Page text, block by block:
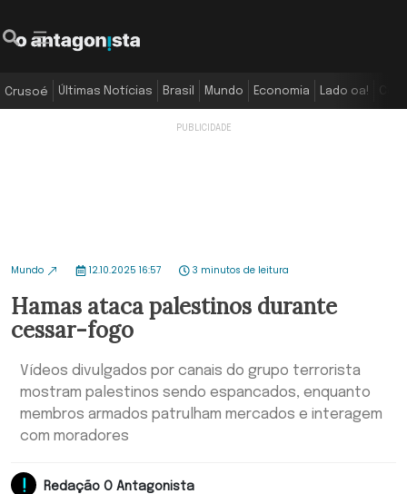
Crusoé Últimas Notícias Brasil Mundo Economia Lado oa!
Mundo 12.10.2025 16:57 3 minutos de leitura
Hamas ataca palestinos durante
cessar-fogo
Vídeos divulgados por canais do grupo terrorista
mostram palestinos sendo espancados, enquanto
membros armados patrulham mercados e interagem
com moradores
Redação O Antagonista